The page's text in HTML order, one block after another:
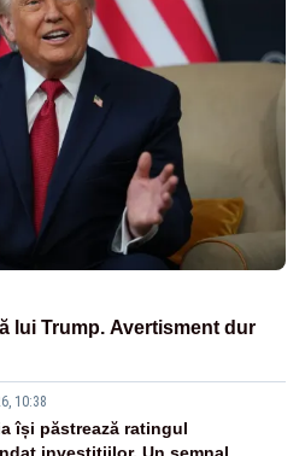
lui Trump. Avertisment dur
10:38
își păstrează ratingul